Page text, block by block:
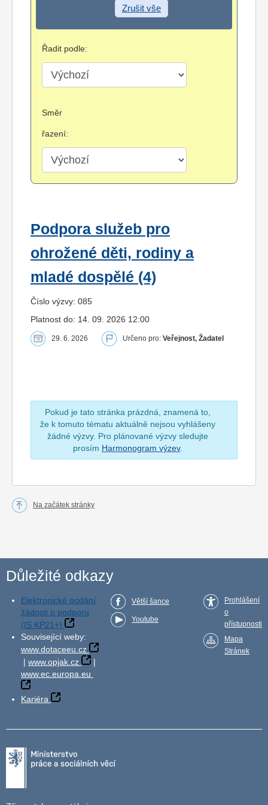
Zrušit vše
Řadit podle:
Směr
řazení:
Podpora služeb pro
ohrožené děti, rodiny a
mladé dospělé (4)
Číslo výzvy: 085
Platnost do: 14. 09. 2026 12:00
29. 6. 2026 Určeno pro: Veřejnost, Žadatel
Pokud je tato stránka prázdná, znamená to,
že k tomuto tématu aktuálně nejsou vyhlášeny
žádné výzvy. Pro plánované výzvy sledujte
prosím Harmonogram výzev.
Na začátek stránky
Důležité odkazy
Elektronické podání
žádosti o podporu
(IS KP21+)
Související weby:
www.dotaceeu.cz
| www.opjak.cz
|
www.ec.europa.eu
Kariéra
Větší šance
Youtube
Prohlášení
o
přístupnosti
Mapa
Stránek